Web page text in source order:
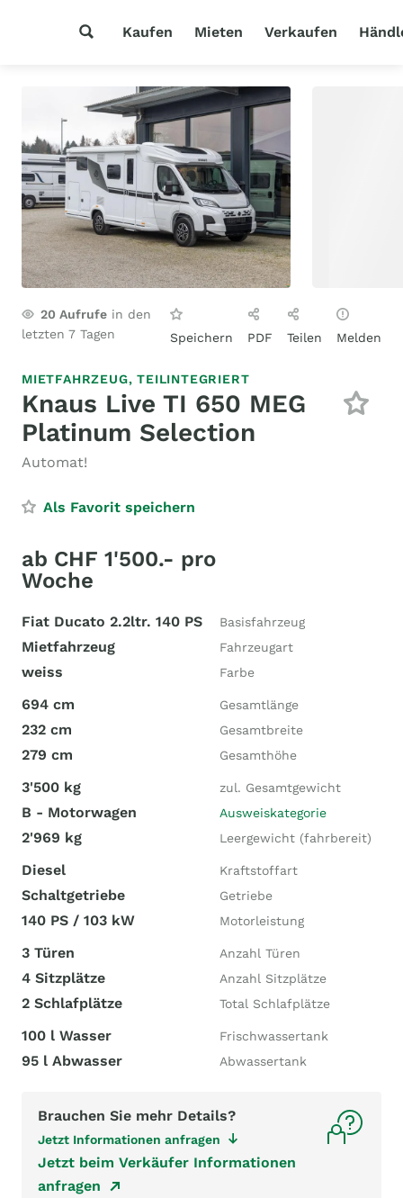
Kaufen Mieten Verkaufen
20 Aufrufe in den
letzten 7 Tagen
Speichern PDF Teilen Melden
MIETFAHRZEUG,TEILINTEGRIERT
Knaus Live TI 650 MEG
Platinum Selection
Automat!
Als Favorit speichern
ab CHF 1'500.- pro
Woche
Fiat Ducato 2.2ltr. 140 PS Basisfahrzeug
Mietfahrzeug Fahrzeugart
weiss Farbe
694 cm Gesamtlänge
232 cm Gesamtbreite
279 cm Gesamthöhe
3'500 kg zul. Gesamtgewicht
B - Motorwagen Ausweiskategorie
2'969 kg Leergewicht (fahrbereit)
Diesel Kraftstoffart
Schaltgetriebe Getriebe
140 PS / 103 kW Motorleistung
3 Türen Anzahl Türen
4 Sitzplätze Anzahl Sitzplätze
2 Schlafplätze Total Schlafplätze
100 l Wasser Frischwassertank
95 l Abwasser Abwassertank
Brauchen Sie mehr Details?
Jetzt Informationen anfragen
Jetzt beim Verkäufer Informationen
anfragen